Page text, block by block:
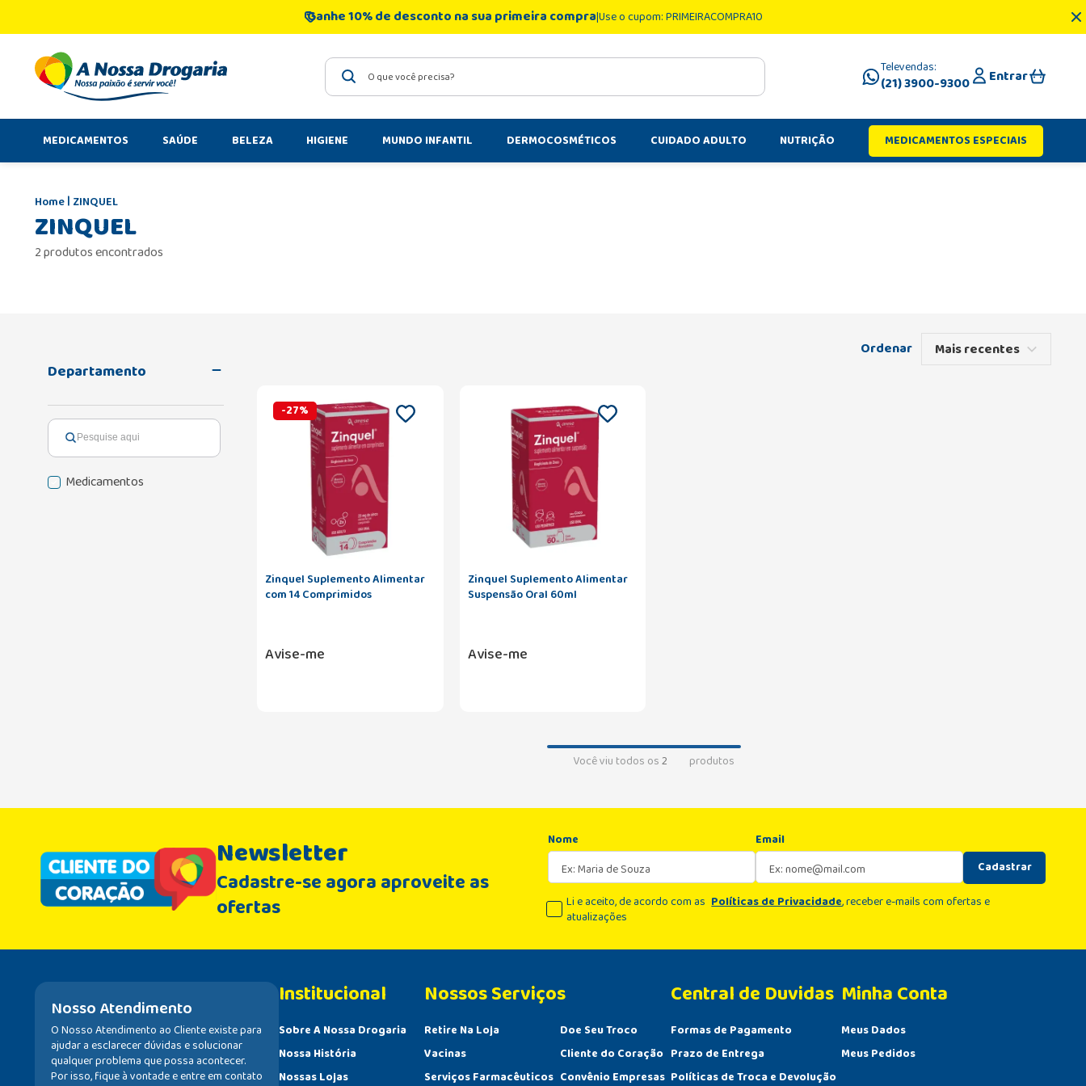
Ganhe 10% de desconto na sua primeira compraUse o cupom: PRIMEIRACOMPRA10
O que você precisa? Televendas:
(21) 3900-9300 Entrar
MEDICAMENTOS SAÚDE BELEZA HIGIENE MUNDO INFANTIL DERMOCOSMÉTICOS CUIDADO ADULTO NUTRIÇÃO MEDICAMENTOS ESPECIAIS
ZINQUEL
ZINQUEL
2 produtos encontrados
Departamento
Medicamentos
Mais recentes
-27%
Zinquel Suplemento Alimentar
com 14 Comprimidos
Avise-me
Zinquel Suplemento Alimentar
Suspensão Oral 60ml
Avise-me
Você viu todos os2 produtos
Newsletter
Cadastre-se agora aproveite as
ofertas
Nome
Email
Cadastrar
Li e aceito, de acordo com as Políticas de Privacidade, receber e-mails com ofertas e
atualizações
Nosso Atendimento
O Nosso Atendimento ao Cliente existe para
ajudar a esclarecer dúvidas e solucionar
qualquer problema que possa acontecer.
Por isso, fique à vontade e entre em contato
Institucional
Sobre A Nossa Drogaria
Nossa História
Nossas Lojas
Retire Na Loja
Vacinas
Serviços Farmacêuticos
Doe Seu Troco
Cliente do Coração
Convênio Empresas
Central de Duvidas
Formas de Pagamento
Prazo de Entrega
Políticas de Troca e Devolução
Minha Conta
Meus Dados
Meus Pedidos